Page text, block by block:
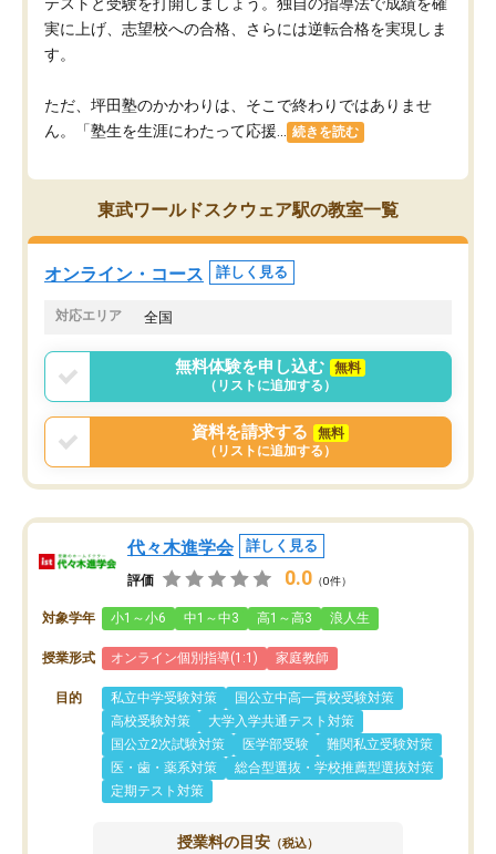
実に上げ、志望校への合格、さらには逆転合格を実現しま
す。
ただ、坪田塾のかかわりは、そこで終わりではありませ
ん。「塾生を生涯にわたって応援...
続きを読む
東武ワールドスクウェア駅の教室一覧
オンライン・コース 詳しく見る
対応エリア 全国
無料体験を申し込む
無料
（リストに追加する）
資料を請求する
無料
（リストに追加する）
代々木進学会 詳しく見る
評価 0.0 （0件）
対象学年 小1～小6 中1～中3 高1～高3 浪人生
授業形式 オンライン個別指導(1:1) 家庭教師
目的 私立中学受験対策
国公立中高一貫校受験対策
高校受験対策
大学入学共通テスト対策
国公立2次試験対策
医学部受験
難関私立受験対策
医・歯・薬系対策
総合型選抜・学校推薦型選抜対策
定期テスト対策
授業料の目安 （税込）